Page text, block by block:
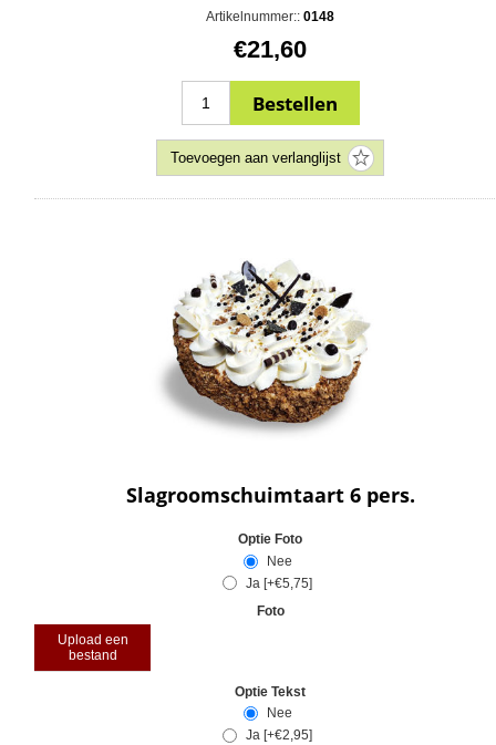
Artikelnummer:: 0148
€21,60
Slagroomschuimtaart 6 pers.
Optie Foto
Nee
Ja [+€5,75]
Foto
Upload een
bestand
Optie Tekst
Nee
Ja [+€2,95]